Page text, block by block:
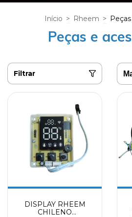
Início > Rheem >
Peças e
Filtrar
DISPLAY RHEEM
CHILENO